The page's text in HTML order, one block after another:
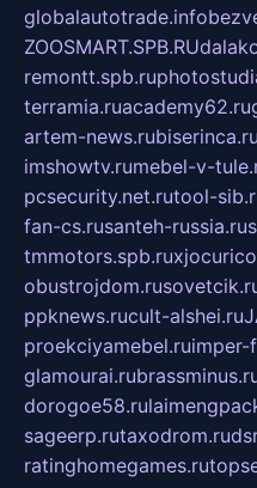
globalautotrade.info
ZOOSMART.SPB.RU
remontt.spb.ru
terramia.ruacademy62.ru
artem-news.rubiserinca.ru
imshowtv.rumebel-v-
pcsecurity.net.rutool-
fan-cs.rusanteh-russia.ru
tmmotors.spb.ru
obustrojdom.ru
ppknews.rucult-alshei.ru
proekciyamebel.ruimper-
glamourai.ru
dorogoe58.ru
sageerp.rutaxodrom.ru
ratinghomegames.ru